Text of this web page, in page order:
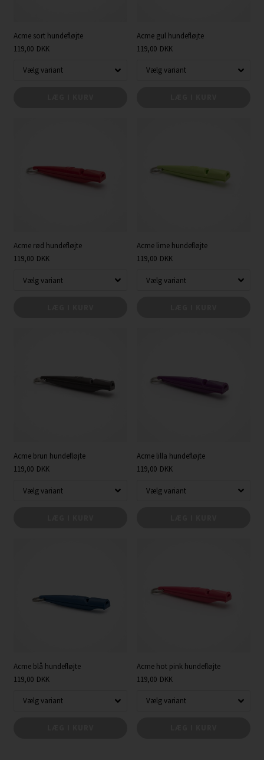
Acme sort hundefløjte
119,00 DKK
Acme gul hundefløjte
119,00 DKK
Acme rød hundefløjte
119,00 DKK
Acme lime hundefløjte
119,00 DKK
Acme brun hundefløjte
119,00 DKK
Acme lilla hundefløjte
119,00 DKK
Acme blå hundefløjte
119,00 DKK
Acme hot pink hundefløjte
119,00 DKK